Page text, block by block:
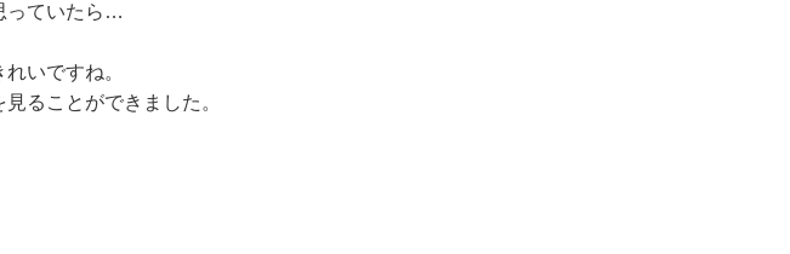
っていたら…
いですね。
ることができました。